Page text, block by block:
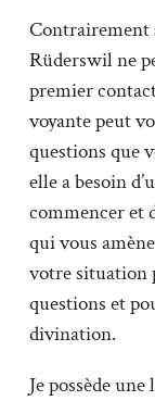
Contrairement
Rüderswil ne
premier
voyante peut
questions que
elle a besoin
commencer et
qui vous
votre situation
questions et
divination.
Je possède